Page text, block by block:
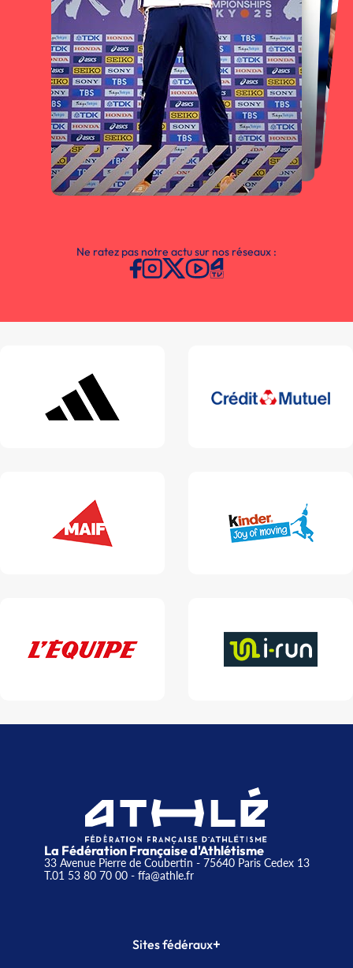
Ne ratez pas notre actu sur nos réseaux :
La Fédération Française d'Athlétisme
33 Avenue Pierre de Coubertin - 75640 Paris Cedex 13
T.01 53 80 70 00- ffa@athle.fr
Sites fédéraux+